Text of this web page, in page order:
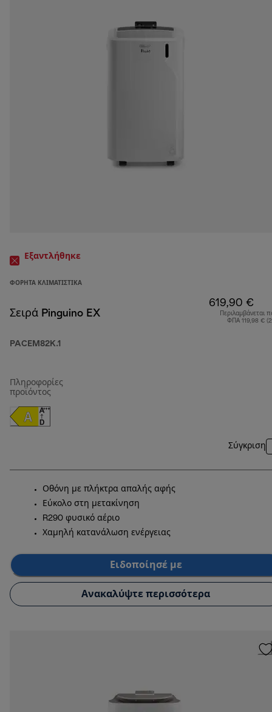
Εξαντλήθηκε
ΦΟΡΗΤΆ ΚΛΙΜΑΤΙΣΤΙΚΆ
Σειρά Pinguino EX
PACEM82K.1
619,90 €
Περιλαμβάνεται
ΦΠΑ 119,98 €
Πληροφορίες
προϊόντος
Σύγκριση
Οθόνη με πλήκτρα απαλής αφής
Εύκολο στη μετακίνηση
R290 φυσικό αέριο
Χαμηλή κατανάλωση ενέργειας
Ειδοποίησέ με
Ανακαλύψτε περισσότερα